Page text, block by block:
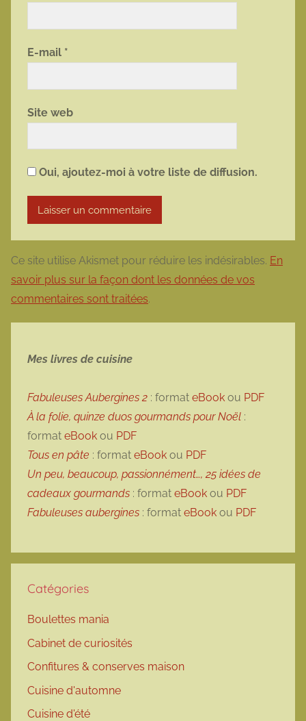
E-mail *
Site web
Oui, ajoutez-moi à votre liste de diffusion.
Ce site utilise Akismet pour réduire les indésirables. En
savoir plus sur la façon dont les données de vos
commentaires sont traitées.
Mes livres de cuisine
Fabuleuses Aubergines 2 : format eBook ou PDF
À la folie, quinze duos gourmands pour Noël :
format eBook ou PDF
Tous en pâte : format eBook ou PDF
Un peu, beaucoup, passionnément…, 25 idées de
cadeaux gourmands : format eBook ou PDF
Fabuleuses aubergines : format eBook ou PDF
Catégories
Boulettes mania
Cabinet de curiosités
Confitures & conserves maison
Cuisine d'automne
Cuisine d'été